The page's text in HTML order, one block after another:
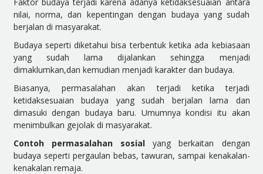
nilai, norma, dan kepentingan dengan budaya yang sudah
berjalan di masyarakat.
Budaya seperti diketahui bisa terbentuk ketika ada kebiasaan
yang sudah lama dijalankan sehingga menjadi
dimaklumkan,dan kemudian menjadi karakter dan budaya.
Biasanya, permasalahan akan terjadi ketika terjadi
ketidaksesuaian budaya yang sudah berjalan lama dan
dimasuki dengan budaya baru. Umumnya kondisi itu akan
menimbulkan gejolak di masyarakat.
Contoh permasalahan sosialyang berkaitan dengan
budaya seperti pergaulan bebas, tawuran, sampai kenakalan-
kenakalan remaja.